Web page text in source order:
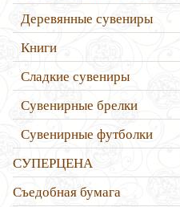
Деревянные сувениры
Книги
Сладкие сувениры
Сувенирные брелки
Сувенирные футболки
СУПЕРЦЕНА
Съедобная бумага